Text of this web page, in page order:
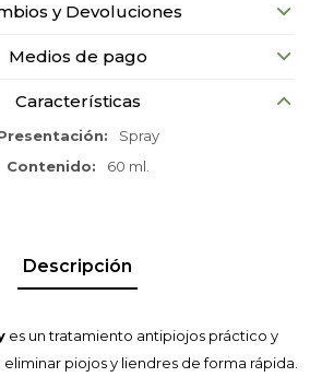
y Devoluciones
Medios de pago
Características
Spray
Contenido
60 ml.
Descripción
es un tratamiento antipiojos práctico y
piojos y liendres de forma rápida.